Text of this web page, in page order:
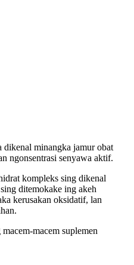
dikenal minangka jamur obat
ngonsentrasi senyawa aktif.
kompleks sing dikenal
ditemokake ing akeh
kerusakan oksidatif, lan
macem suplemen